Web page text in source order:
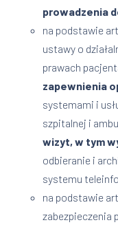
prowadzenia
na podstawie
ustawy o
prawach
zapewnienia
systemami i
szpitalnej i
wizyt, w tym
odbieranie i
systemu
na podstawie
zabezpieczenia